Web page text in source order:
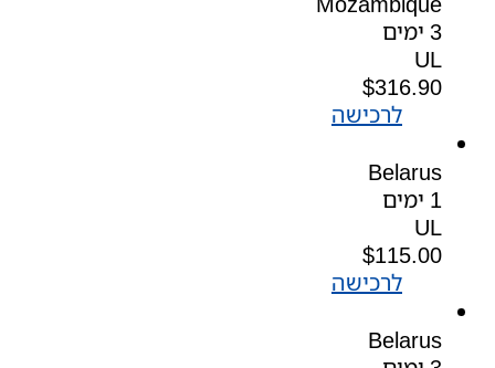
3 ימים
UL
$316.90
לרכישה
Belarus
1 ימים
UL
$115.00
לרכישה
Belarus